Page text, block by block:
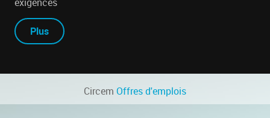
Plus
Circem Offres d'emplois